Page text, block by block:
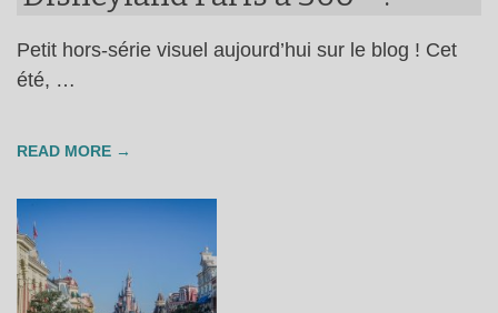
Petit hors-série visuel aujourd’hui sur le blog ! Cet
été, …
READ MORE →